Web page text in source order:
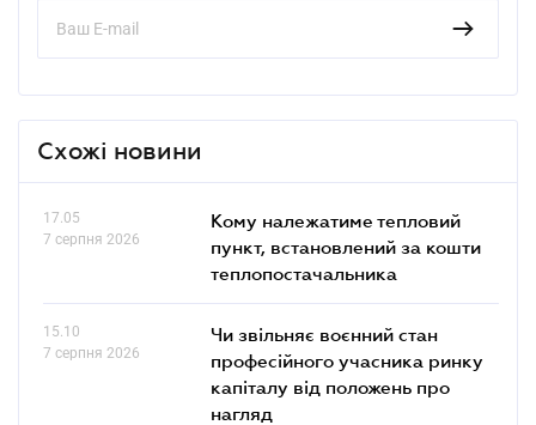
Схожі новини
17.05
7 серпня 2026
Кому належатиме тепловий
пункт, встановлений за кошти
теплопостачальника
15.10
7 серпня 2026
Чи звільняє воєнний стан
професійного учасника ринку
капіталу від положень про
нагляд